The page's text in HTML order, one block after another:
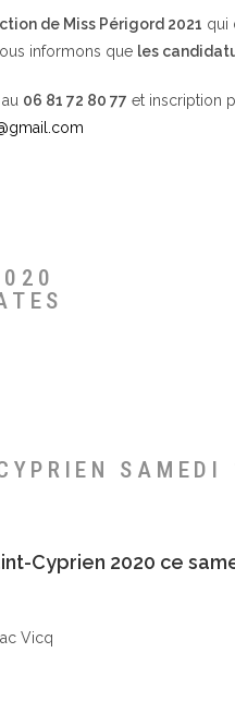
de Miss Périgord 2021 qui
informons que les
06 81 72 80 77 et inscription
Cyprien 2020 ce
Vicq